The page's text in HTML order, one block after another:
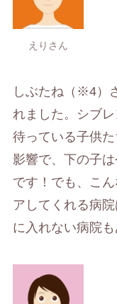
えりさん
しぶたね（※4）
れました。シブ
待っている子供
影響で、下の子
です！でも、こ
アしてくれる病
に入れない病院も